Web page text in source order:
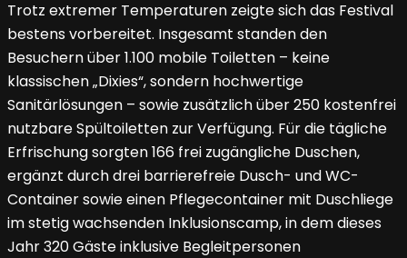
Trotz extremer Temperaturen zeigte sich das Festival
bestens vorbereitet. Insgesamt standen den
Besuchern über 1.100 mobile Toiletten – keine
klassischen „Dixies“, sondern hochwertige
Sanitärlösungen – sowie zusätzlich über 250 kostenfrei
nutzbare Spültoiletten zur Verfügung. Für die tägliche
Erfrischung sorgten 166 frei zugängliche Duschen,
ergänzt durch drei barrierefreie Dusch- und WC-
Container sowie einen Pflegecontainer mit Duschliege
im stetig wachsenden Inklusionscamp, in dem dieses
Jahr 320 Gäste inklusive Begleitpersonen